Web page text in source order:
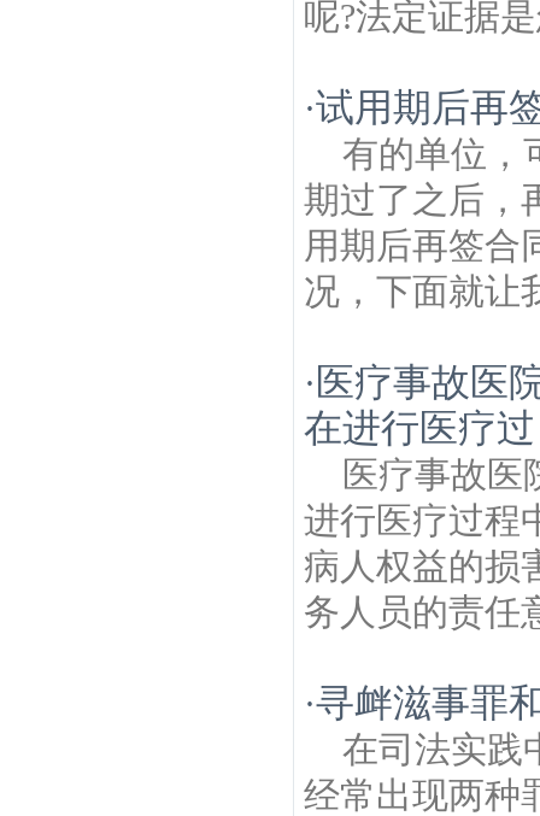
呢?法定证据
·试用期后再
有的单位，
期过了之后，
用期后再签合
况，下面就让
· 医疗事故医
在进行医疗过
医疗事故医
进行医疗过程
病人权益的损
务人员的责任
·寻衅滋事罪
在司法实践
经常出现两种